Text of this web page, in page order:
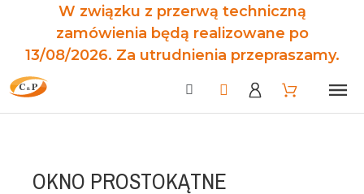
W związku z przerwą techniczną
zamówienia będą realizowane po
13/08/2026. Za utrudnienia przepraszamy.
OKNO PROSTOKĄTNE